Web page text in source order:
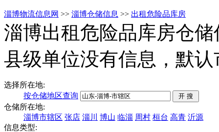
淄博物流信息网 >> 淄博仓储信息 >> 出租危险品库房
淄博出租危险品库房仓
县级单位没有信息，默
选择所在地:
按仓储地区查询
仓储所在地:
淄博市辖区 张店 淄川 博山 临淄 周村 桓台 高青 沂源
信息类型: